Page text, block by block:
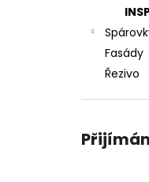
Fasády
Řezivo